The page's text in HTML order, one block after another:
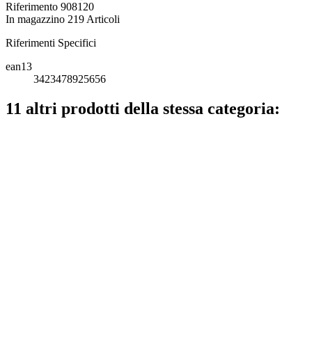
Riferimento 908120
In magazzino 219 Articoli
Riferimenti Specifici
ean13
3423478925656
11 altri prodotti della stessa categoria: